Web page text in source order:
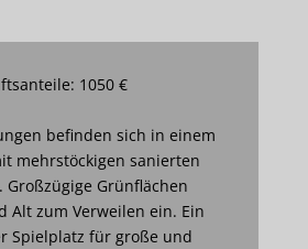
1050 €
befinden sich in einem
mehrstöckigen sanierten
Großzügige Grünflächen
Alt zum Verweilen ein. Ein
Spielplatz für große und